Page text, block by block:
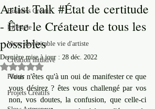
Business Créatif
Lifestyle
Vivre sa véritable vie d'artiste
Création intuitive
Plaisir
Projets Créatifs
Artist Talk #État de certitude
- Être le Créateur de tous les
possibles
Dernière mise à jour : 28 déc. 2022
Noté NaN étoiles sur 5.
Vous n'êtes qu'à un oui de manifester ce que
vous désirez ? êtes vous challengé par vos
non, vos doutes, la confusion, que celle-ci